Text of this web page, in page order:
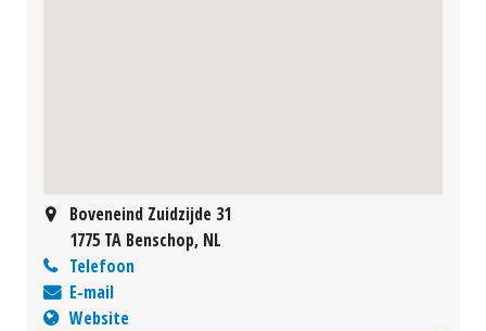
Boveneind Zuidzijde 31
1775 TA Benschop, NL
Telefoon
E-mail
Website